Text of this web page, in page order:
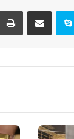
سكايب مشاركة عبر البريد